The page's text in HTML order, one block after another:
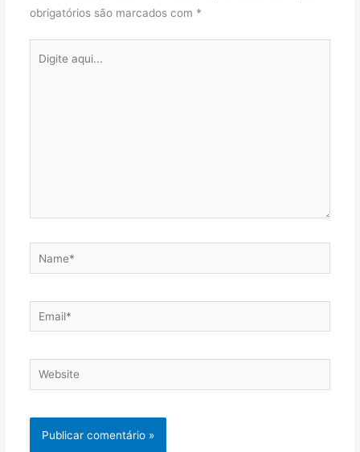
obrigatórios são marcados com *
aqui...
Name*
Email*
Website